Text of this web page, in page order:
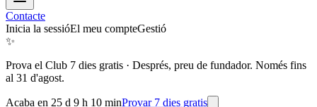
Contacte
Inicia la sessióEl meu compteGestió
✨
Prova el Club 7 dies gratis · Després, preu de fundador. Només fins
al 31 d'agost.
Acaba en 25 d 9 h 10 minProvar 7 dies gratis